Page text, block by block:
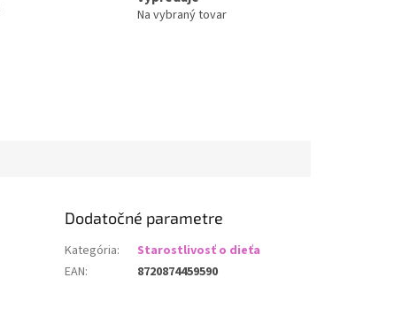
Na vybraný tovar
Dodatočné parametre
Kategória:
Starostlivosť o dieťa
EAN: 8720874459590